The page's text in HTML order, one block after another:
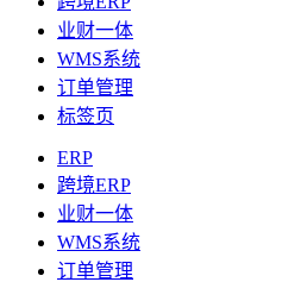
业财一体
WMS系统
订单管理
标签页
ERP
跨境ERP
业财一体
WMS系统
订单管理